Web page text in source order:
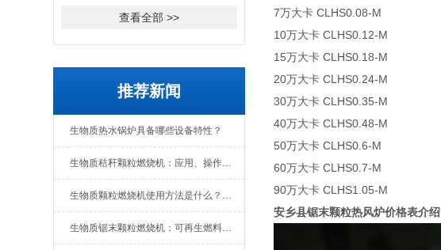
查看全部 >>
推荐新闻
生物质热水锅炉具备哪些设备特性？
生物质秸秆颗粒燃烧机：应用、操作与日常维护全解析
生物质颗粒燃烧机使用方法是什么？维护要点有哪些
生物质锯末颗粒燃烧机：可再生燃料的热能转换设备
7万大卡 CLHS0.08-M
10万大卡 CLHS0.12-M
15万大卡 CLHS0.18-M
20万大卡 CLHS0.24-M
30万大卡 CLHS0.35-M
40万大卡 CLHS0.48-M
50万大卡 CLHS0.6-M
60万大卡 CLHS0.7-M
90万大卡 CLHS1.05-M
安乡县锯末颗粒热风炉价格表介绍